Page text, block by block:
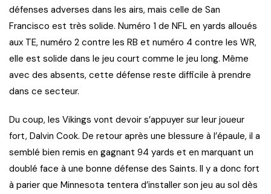
défenses adverses dans les airs, mais celle de San
Francisco est très solide. Numéro 1 de NFL en yards alloués
aux TE, numéro 2 contre les RB et numéro 4 contre les WR,
elle est solide dans le jeu court comme le jeu long. Même
avec des absents, cette défense reste difficile à prendre
dans ce secteur.
Du coup, les Vikings vont devoir s’appuyer sur leur joueur
fort, Dalvin Cook. De retour après une blessure à l’épaule, il a
semblé bien remis en gagnant 94 yards et en marquant un
doublé face à une bonne défense des Saints. Il y a donc fort
à parier que Minnesota tentera d’installer son jeu au sol dès